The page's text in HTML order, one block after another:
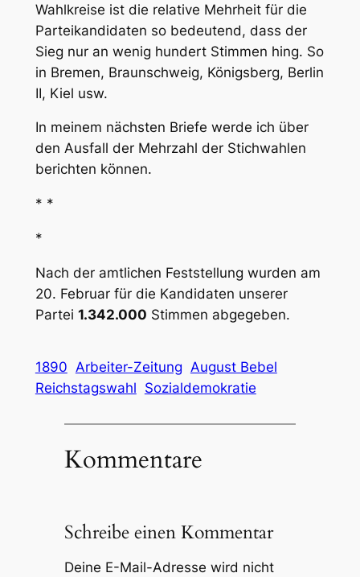
Wahlkreise ist die relative Mehrheit für die
Parteikandidaten so bedeutend, dass der
Sieg nur an wenig hundert Stimmen hing. So
in Bremen, Braunschweig, Königsberg, Berlin
II, Kiel usw.
In meinem nächsten Briefe werde ich über
den Ausfall der Mehrzahl der Stichwahlen
berichten können.
* *
*
Nach der amtlichen Feststellung wurden am
20. Februar für die Kandidaten unserer
Partei 1.342.000 Stimmen abgegeben.
1890 Arbeiter-Zeitung August Bebel
Reichstagswahl Sozialdemokratie
Kommentare
Schreibe einen Kommentar
Deine E-Mail-Adresse wird nicht